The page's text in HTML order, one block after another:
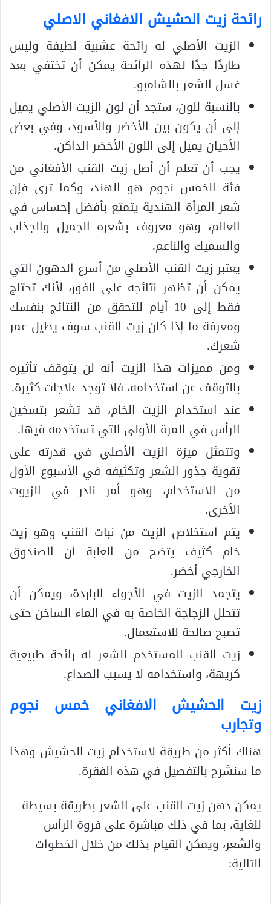
رائحة زيت الحشيش الافغاني الاصلي
الزيت الأصلي له رائحة عشبية لطيفة وليس
طاردًا جدًا لهذه الرائحة يمكن أن تختفي بعد
غسل الشعر بالشامبو.
بالنسبة للون، ستجد أن لون الزيت الأصلي يميل
إلى أن يكون بين الأخضر والأسود، وفي بعض
الأحيان يميل إلى اللون الأخضر الداكن.
يجب أن تعلم أن أصل زيت القنب الأفغاني من
فئة الخمس نجوم هو الهند، وكما ترى فإن
شعر المرأة الهندية يتمتع بأفضل إحساس في
العالم، وهو معروف بشعره الجميل والجذاب
والسميك والناعم.
يعتبر زيت القنب الأصلي من أسرع الدهون التي
يمكن أن تظهر نتائجه على الفور، لأنك تحتاج
فقط إلى 10 أيام للتحقق من النتائج بنفسك
ومعرفة ما إذا كان زيت القنب سوف يطيل عمر
شعرك.
ومن مميزات هذا الزيت أنه لن يتوقف تأثيره
بالتوقف عن استخدامه، فلا توجد علاجات كثيرة.
عند استخدام الزيت الخام، قد تشعر بتسخين
الرأس في المرة الأولى التي تستخدمه فيها.
وتتمثل ميزة الزيت الأصلي في قدرته على
تقوية جذور الشعر وتكثيفه في الأسبوع الأول
من الاستخدام، وهو أمر نادر في الزيوت
الأخرى.
يتم استخلاص الزيت من نبات القنب وهو زيت
خام كثيف يتضح من العلبة أن الصندوق
الخارجي أخضر.
يتجمد الزيت في الأجواء الباردة، ويمكن أن
تتحلل الزجاجة الخاصة به في الماء الساخن حتى
تصبح صالحة للاستعمال.
زيت القنب المستخدم للشعر له رائحة طبيعية
كريهة، واستخدامه لا يسبب الصداع.
زيت الحشيش الافغاني خمس نجوم
وتجارب
هناك أكثر من طريقة لاستخدام زيت الحشيش وهذا
ما سنشرح بالتفصيل في هذه الفقرة.
يمكن دهن زيت القنب على الشعر بطريقة بسيطة
للغاية، بما في ذلك مباشرة على فروة الرأس
والشعر، ويمكن القيام بذلك من خلال الخطوات
التالية: